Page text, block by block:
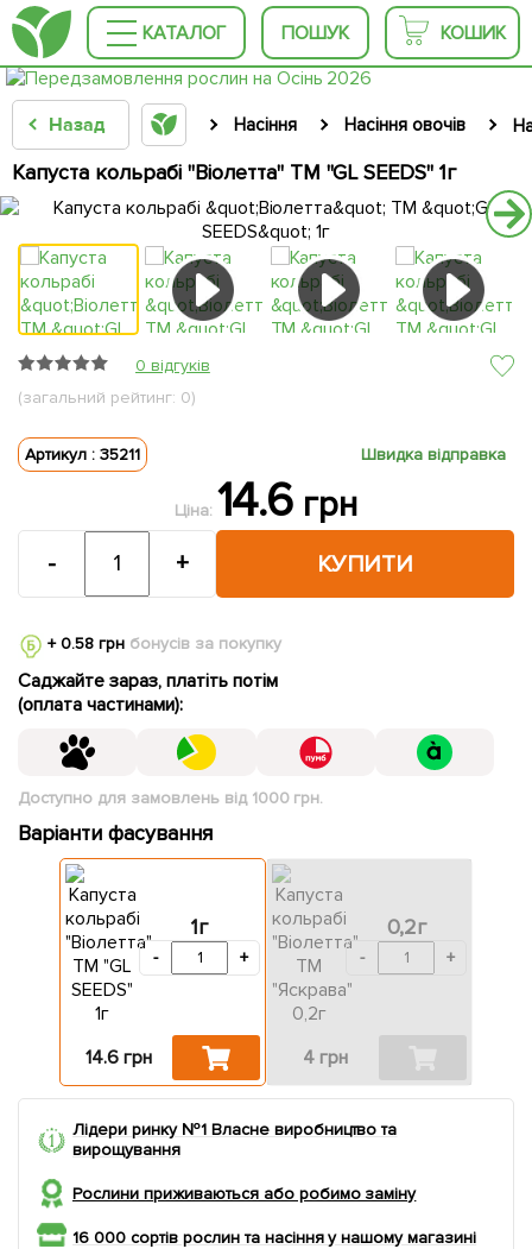
КАТАЛОГ ПОШУК КОШИК
Назад Насіння Насіння овочів
Капуста кольрабі "Віолетта" ТМ "GL SEEDS" 1г
0 відгуків
(загальний рейтинг: 0)
Артикул : 35211 Швидка відправка
Ціна: 14.6 грн
КУПИТИ
- +
+ 0.58 грнбонусів за покупку
Саджайте зараз, платіть потім
(оплата частинами):
Доступно для замовлень від 1000 грн.
Варіанти фасування
1г
- +
14.6 грн
0,2г
- +
4 грн
Лідери ринку №1 Власне виробництво та
вирощування
Рослини приживаються або робимо заміну
16 000 сортів рослин та насіння у нашому магазині